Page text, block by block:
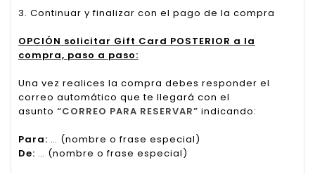
3. Continuar y finalizar con el pago de la compra
OPCIÓN solicitar Gift Card POSTERIOR a la
compra, paso a paso:
Una vez realices la compra debes responder el
correo automático que te llegará con el
asunto “CORREO PARA RESERVAR” indicando:
Para: … (nombre o frase especial)
De: … (nombre o frase especial)